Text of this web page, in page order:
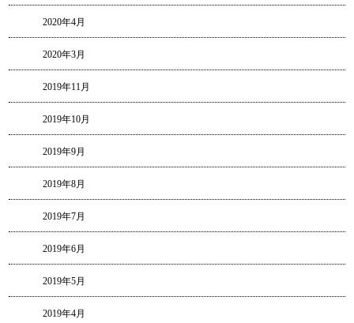
2020年4月
2020年3月
2019年11月
2019年10月
2019年9月
2019年8月
2019年7月
2019年6月
2019年5月
2019年4月